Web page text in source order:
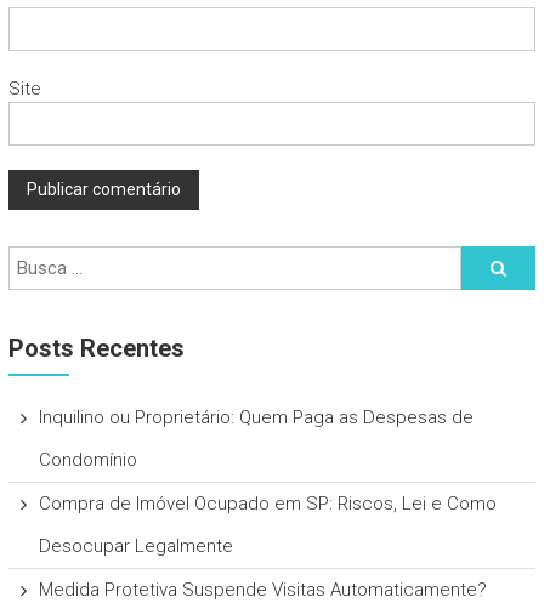
Site
Posts Recentes
Inquilino ou Proprietário: Quem Paga as Despesas de
Condomínio
Compra de Imóvel Ocupado em SP: Riscos, Lei e Como
Desocupar Legalmente
Medida Protetiva Suspende Visitas Automaticamente?